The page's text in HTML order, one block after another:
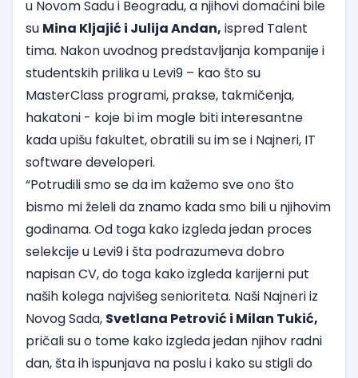
u Novom Sadu i Beogradu, a njihovi domaćini bile
su Mina Kljajić i Julija Andan, ispred Talent
tima. Nakon uvodnog predstavljanja kompanije i
studentskih prilika u Levi9 – kao što su
MasterClass programi, prakse, takmičenja,
hakatoni - koje bi im mogle biti interesantne
kada upišu fakultet, obratili su im se i Najneri, IT
software developeri.
“Potrudili smo se da im kažemo sve ono što
bismo mi želeli da znamo kada smo bili u njihovim
godinama. Od toga kako izgleda jedan proces
selekcije u Levi9 i šta podrazumeva dobro
napisan CV, do toga kako izgleda karijerni put
naših kolega najvišeg senioriteta. Naši Najneri iz
Novog Sada, Svetlana Petrović i Milan Tukić,
pričali su o tome kako izgleda jedan njihov radni
dan, šta ih ispunjava na poslu i kako su stigli do